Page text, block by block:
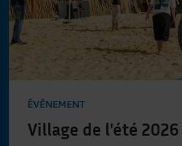
ÉVÈNEMENT
Village de l'été 2026